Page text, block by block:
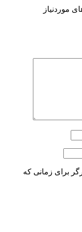
موردنیاز
برای زمانی که